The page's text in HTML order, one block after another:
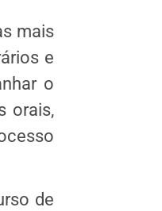
mais
e
o
orais,
de